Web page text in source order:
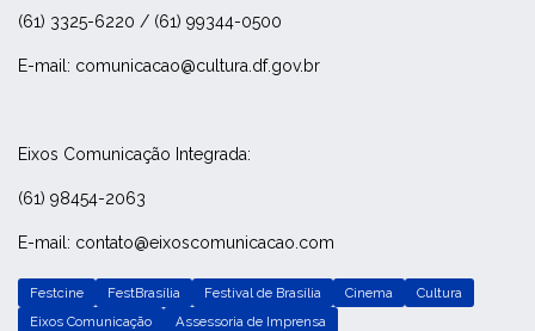
(61) 3325-6220 / (61) 99344-0500
E-mail: comunicacao@cultura.df.gov.br
Eixos Comunicação Integrada:
(61) 98454-2063
E-mail: contato@eixoscomunicacao.com
Festcine FestBrasília Festival de Brasília Cinema
Cultura
Eixos Comunicação
Assessoria de Imprensa